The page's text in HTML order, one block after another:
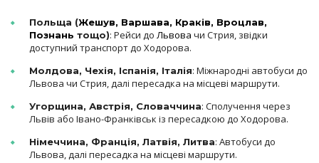
Польща (Жешув, Варшава, Краків, Вроцлав,
Познань тощо): Рейси до Львова чи Стрия, звідки
доступний транспорт до Ходорова.
Молдова, Чехія, Іспанія, Італія: Міжнародні автобуси до
Львова чи Стрия, далі пересадка на місцеві маршрути.
Угорщина, Австрія, Словаччина: Сполучення через
Львів або Івано-Франківськ із пересадкою до Ходорова.
Німеччина, Франція, Латвія, Литва: Автобуси до
Львова, далі пересадка на місцеві маршрути.